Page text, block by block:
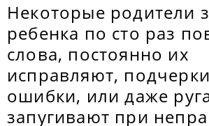
Некоторые родители
ребенка по сто раз
слова, постоянно их
исправляют,
ошибки, или даже
запугивают при